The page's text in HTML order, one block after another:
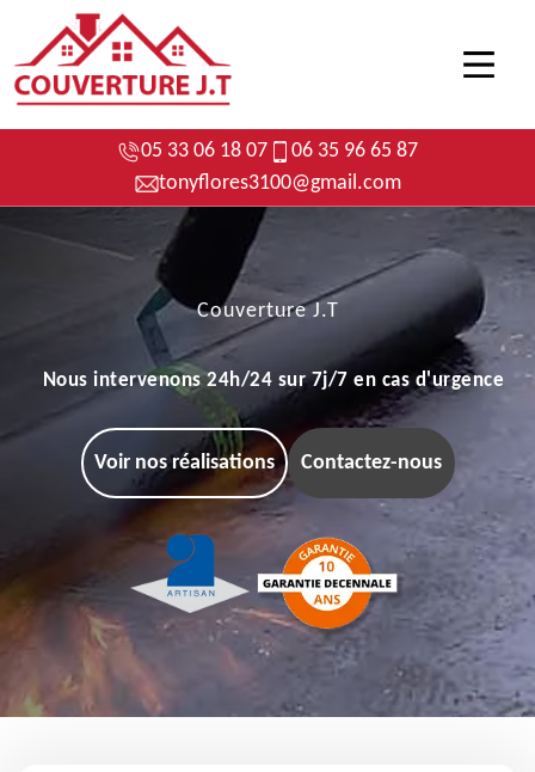
05 33 06 18 07
06 35 96 65 87
tonyflores3100@gmail.com
Couverture J.T
Nous intervenons 24h/24 sur 7j/7 en cas d'urgence
Voir nos réalisations Contactez-nous